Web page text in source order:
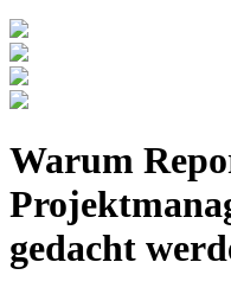
Warum
gedacht